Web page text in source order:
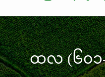
ထလ (၆၀၁